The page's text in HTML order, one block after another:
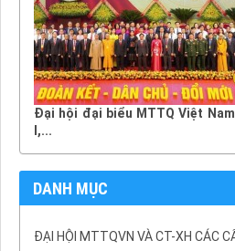
Đại hội đại biểu MTTQ Việt
I,...
DANH MỤC
ĐẠI HỘI MTTQVN VÀ CT-XH CÁC